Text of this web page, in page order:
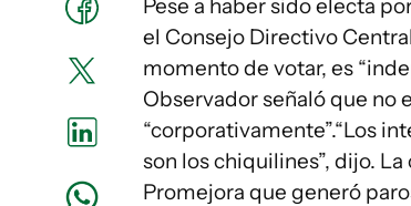
Pese a haber sido electa
el Consejo Directivo
momento de votar, es
Observador señaló que no
“corporativamente”.“Los
son los chiquilines”, dijo.
Promejora que generó